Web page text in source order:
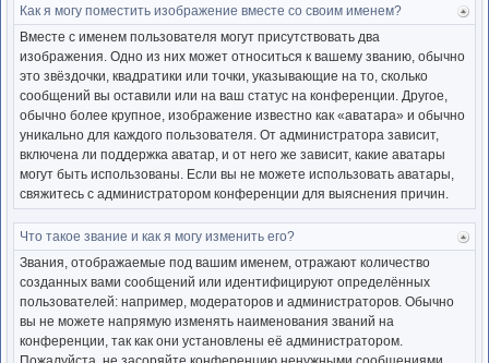
Как я могу поместить изображение вместе со своим именем?
Вместе с именем пользователя могут присутствовать два
изображения. Одно из них может относиться к вашему званию, обычно
это звёздочки, квадратики или точки, указывающие на то, сколько
сообщений вы оставили или на ваш статус на конференции. Другое,
обычно более крупное, изображение известно как «аватара» и обычно
уникально для каждого пользователя. От администратора зависит,
включена ли поддержка аватар, и от него же зависит, какие аватары
могут быть использованы. Если вы не можете использовать аватары,
свяжитесь с администратором конференции для выяснения причин.
Что такое звание и как я могу изменить его?
Звания, отображаемые под вашим именем, отражают количество
созданных вами сообщений или идентифицируют определённых
пользователей: например, модераторов и администраторов. Обычно
вы не можете напрямую изменять наименования званий на
конференции, так как они установлены её администратором.